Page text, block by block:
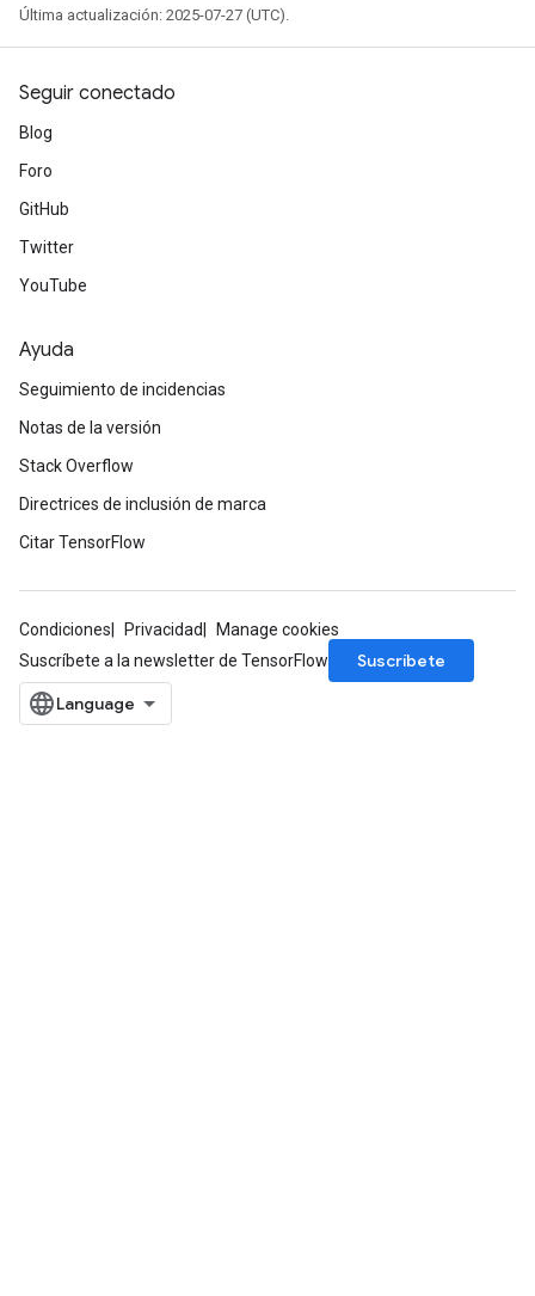
Última actualización: 2025-07-27 (UTC).
Seguir conectado
Blog
Foro
GitHub
Twitter
YouTube
Ayuda
Seguimiento de incidencias
Notas de la versión
Stack Overflow
Directrices de inclusión de marca
Citar TensorFlow
Condiciones Privacidad
Manage cookies
Suscríbete a la newsletter de TensorFlow
Suscríbete